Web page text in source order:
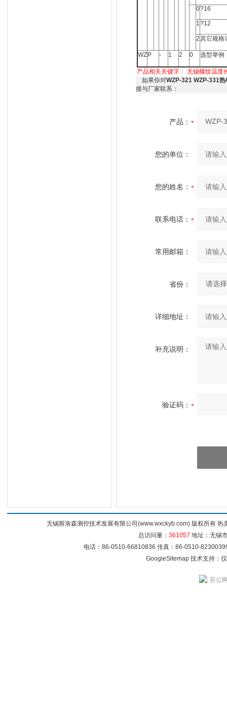
0?16
1?12
2其它规格
WZ P - 1 2 0 选型举例
产品相关关键字： 无锡螺纹温度
如果你对WZP-321 WZP-331
接与厂家联系：
产品：
您的单位：
您的姓名：
联系电话：
常用邮箱：
省份：
详细地址：
补充说明：
验证码：
无锡斯洛森测控技术发展有限公司(www.wxckyb.com) 版权所有
总访问量： 361057 地址：无锡
电话：86-0510-66810836 传真：86-0510-
GoogleSitemap技术支持：
苏公